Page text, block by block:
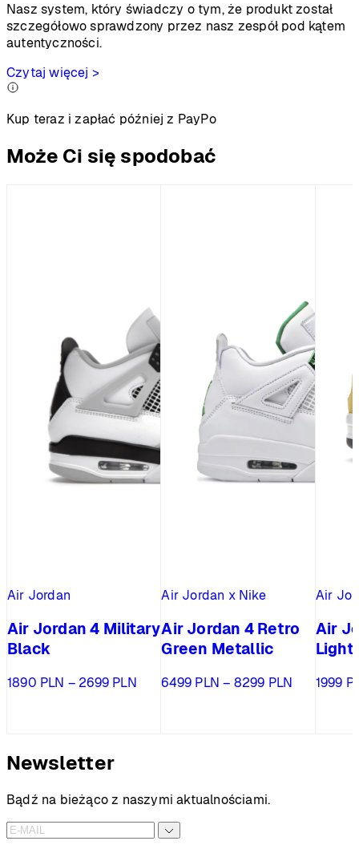
Nasz system, który świadczy o tym, że produkt został
szczegółowo sprawdzony przez nasz zespół pod kątem
autentyczności.
Czytaj więcej >
Kup teraz i zapłać później z PayPo
Może Ci się spodobać
Air Jordan
Air Jordan 4 Military
Black
1890 PLN – 2699 PLNZakres
Air Jordan x Nike
Air Jordan 4 Retro
Green Metallic
6499 PLN – 8299 PLN Zakres
Air
Air
1999
Newsletter
Bądź na bieżąco z naszymi aktualnościami.